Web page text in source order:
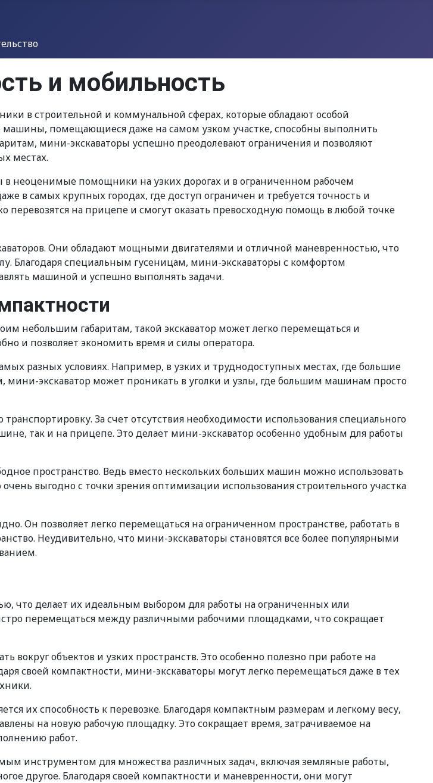
и мобильность
в строительной и коммунальной сферах, которые обладают особой
помещающиеся даже на самом узком участке, способны выполнить
мини-экскаваторы успешно преодолевают ограничения и позволяют
местах.
в неоценимые помощники на узких дорогах и в ограниченном рабочем
в самых крупных городах, где доступ ограничен и требуется точность и
на прицепе и смогут оказать превосходную помощь в любой точке
Они обладают мощными двигателями и отличной маневренностью, что
Благодаря специальным гусеницам, мини-экскаваторы с комфортом
машиной и успешно выполнять задачи.
небольшим габаритам, такой экскаватор может легко перемещаться и
и позволяет экономить время и силы оператора.
разных условиях. Например, в узких и труднодоступных местах, где большие
мини-экскаватор может проникать в уголки и узлы, где большим машинам просто
За счет отсутствия необходимости использования специального
так и на прицепе. Это делает мини-экскаватор особенно удобным для работы
пространство. Ведь вместо нескольких больших машин можно использовать
выгодно с точки зрения оптимизации использования строительного участка
Он позволяет легко перемещаться на ограниченном пространстве, работать в
Неудивительно, что мини-экскаваторы становятся все более популярными
что делает их идеальным выбором для работы на ограниченных или
перемещаться между различными рабочими площадками, что сокращает
вокруг объектов и узких пространств. Это особенно полезно при работе на
своей компактности, мини-экскаваторы могут легко перемещаться даже в тех
их способность к перевозке. Благодаря компактным размерам и легкому весу,
на новую рабочую площадку. Это сокращает время, затрачиваемое на
работ.
инструментом для множества различных задач, включая земляные работы,
другое. Благодаря своей компактности и маневренности, они могут